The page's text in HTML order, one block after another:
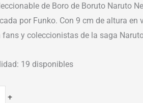
de Boro de Boruto Naruto
por Funko. Con 9 cm de altura
fans y coleccionistas de la saga
19 disponibles
+